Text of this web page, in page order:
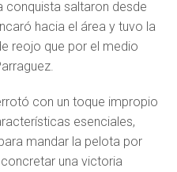
conquista saltaron desde
hacia el área y tuvo la
reojo que por el medio
con un toque impropio
esenciales,
mandar la pelota por
una victoria